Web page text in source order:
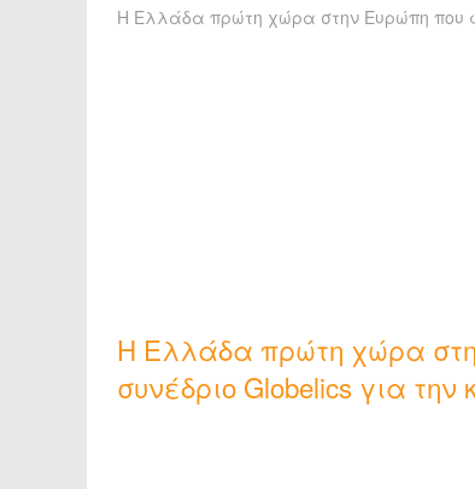
Η Ελλάδα πρώτη χώρα στην Ευρώπη που
Η Ελλάδα πρώτη χώρα
συνέδριο Globelics για